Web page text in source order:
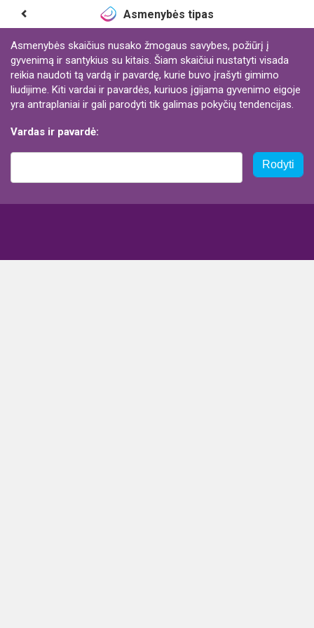
Asmenybės tipas
Asmenybės skaičius nusako žmogaus savybes, požiūrį į
gyvenimą ir santykius su kitais. Šiam skaičiui nustatyti visada
reikia naudoti tą vardą ir pavardę, kurie buvo įrašyti gimimo
liudijime. Kiti vardai ir pavardės, kuriuos įgijama gyvenimo eigoje
yra antraplaniai ir gali parodyti tik galimas pokyčių tendencijas.
Vardas ir pavardė:
Rodyti